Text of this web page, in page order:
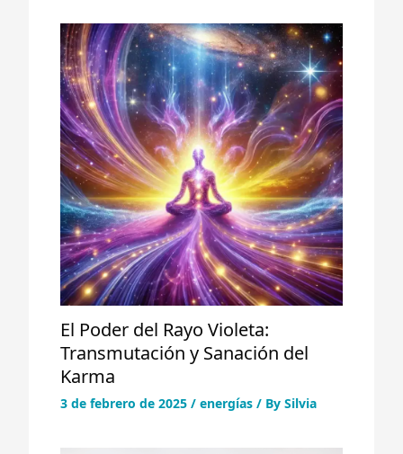
El Poder del Rayo Violeta:
Transmutación y Sanación del
Karma
3 de febrero de 2025 / energías / By Silvia